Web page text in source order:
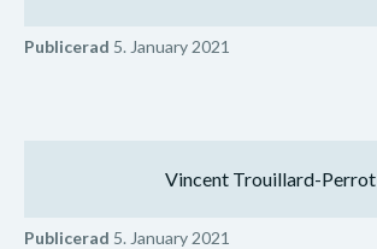
Publicerad 5. January 2021
Vincent Trouillard-Perrot
Publicerad 5. January 2021